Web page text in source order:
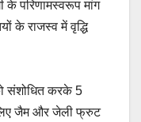
के परिणामस्वरूप मांग
के राजस्व में वृद्धि
संशोधित करके 5
जैम और जेली फ्रुट